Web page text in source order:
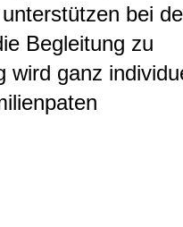
bei
Begleitung zu
wird ganz